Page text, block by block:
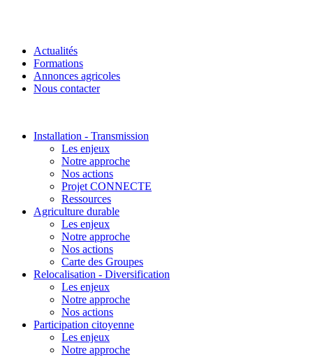
Actualités
Formations
Annonces agricoles
Nous contacter
Installation - Transmission
Les enjeux
Notre approche
Nos actions
Projet CONNECTE
Ressources
Agriculture durable
Les enjeux
Notre approche
Nos actions
Carte des Groupes
Relocalisation - Diversification
Les enjeux
Notre approche
Nos actions
Participation citoyenne
Les enjeux
Notre approche